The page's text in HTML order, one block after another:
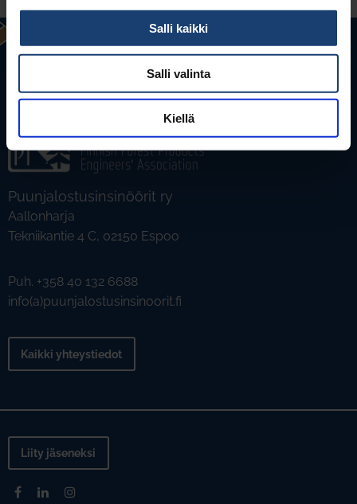
Salli kaikki
Salli valinta
Kiellä
Puunjalostusinsinöörit ry
Aallonharja
Tekniikantie 4 C, 02150 Espoo
Puh. +358 40 132 6688
info(a)puunjalostusinsinoorit.fi
Kaikki yhteystiedot
Liity jäseneksi